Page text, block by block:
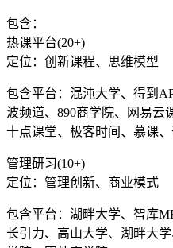
包含：
热课平台(20+)
定位：创新课程、思维模型
包含平台：混沌大学、得到
波频道、890商学院、网易云
十点课堂、极客时间、慕课
管理研习(10+)
定位：管理创新、商业模式
包含平台：湖畔大学、智库
长引力、高山大学、湖畔大